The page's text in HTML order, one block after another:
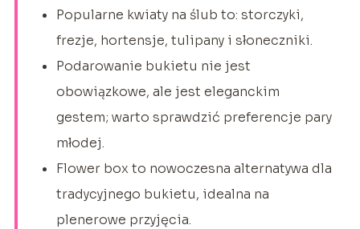
Popularne kwiaty na ślub to: storczyki,
frezje, hortensje, tulipany i słoneczniki.
Podarowanie bukietu nie jest
obowiązkowe, ale jest eleganckim
gestem; warto sprawdzić preferencje pary
młodej.
Flower box to nowoczesna alternatywa dla
tradycyjnego bukietu, idealna na
plenerowe przyjęcia.